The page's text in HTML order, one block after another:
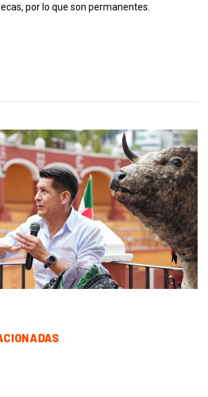
por lo que son permanentes.